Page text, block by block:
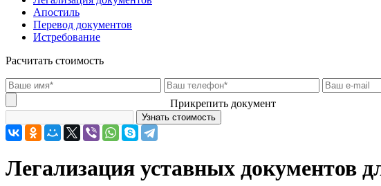
Апостиль
Перевод документов
Истребование
Расчитать стоимость
Прикрепить документ
Легализация уставных документов